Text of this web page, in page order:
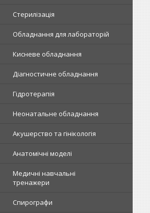
Стерилізація
Обладнання для лабораторій
Кисневе обладнання
Діагностичне обладнання
Гідротерапія
Неонатальне обладнання
Акушерство та гінікологія
Анатомічні моделі
Медичні навчальні
тренажери
Спирографи